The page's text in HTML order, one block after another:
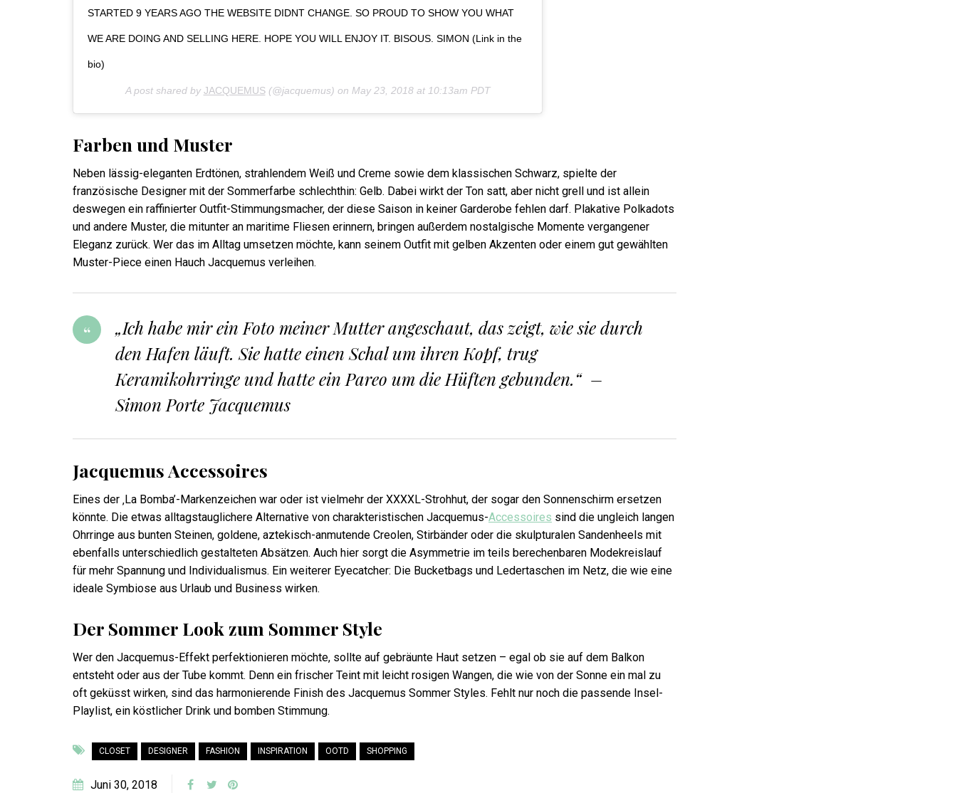
STARTED 9 YEARS AGO THE WEBSITE DIDNT CHANGE. SO PROUD TO SHOW YOU WHAT
WE ARE DOING AND SELLING HERE. HOPE YOU WILL ENJOY IT. BISOUS. SIMON (Link in the
bio)
A post shared by JACQUEMUS(@jacquemus) on May 23, 2018 at 10:13am PDT
Farben und Muster
Neben lässig-eleganten Erdtönen, strahlendem Weiß und Creme sowie dem klassischen Schwarz, spielte der
französische Designer mit der Sommerfarbe schlechthin: Gelb. Dabei wirkt der Ton satt, aber nicht grell und ist allein
deswegen ein raffinierter Outfit-Stimmungsmacher, der diese Saison in keiner Garderobe fehlen darf. Plakative Polkadots
und andere Muster, die mitunter an maritime Fliesen erinnern, bringen außerdem nostalgische Momente vergangener
Eleganz zurück. Wer das im Alltag umsetzen möchte, kann seinem Outfit mit gelben Akzenten oder einem gut gewählten
Muster-Piece einen Hauch Jacquemus verleihen.
„Ich habe mir ein Foto meiner Mutter angeschaut, das zeigt, wie sie durch
den Hafen läuft. Sie hatte einen Schal um ihren Kopf, trug
Keramikohrringe und hatte ein Pareo um die Hüften gebunden.“ –
Simon Porte Jacquemus
Jacquemus Accessoires
Eines der ‚La Bomba’-Markenzeichen war oder ist vielmehr der XXXXL-Strohhut, der sogar den Sonnenschirm ersetzen
könnte. Die etwas alltagstauglichere Alternative von charakteristischen Jacquemus-Accessoires sind die ungleich langen
Ohrringe aus bunten Steinen, goldene, aztekisch-anmutende Creolen, Stirbänder oder die skulpturalen Sandenheels mit
ebenfalls unterschiedlich gestalteten Absätzen. Auch hier sorgt die Asymmetrie im teils berechenbaren Modekreislauf
für mehr Spannung und Individualismus. Ein weiterer Eyecatcher: Die Bucketbags und Ledertaschen im Netz, die wie eine
ideale Symbiose aus Urlaub und Business wirken.
Der Sommer Look zum Sommer Style
Wer den Jacquemus-Effekt perfektionieren möchte, sollte auf gebräunte Haut setzen – egal ob sie auf dem Balkon
entsteht oder aus der Tube kommt. Denn ein frischer Teint mit leicht rosigen Wangen, die wie von der Sonne ein mal zu
oft geküsst wirken, sind das harmonierende Finish des Jacquemus Sommer Styles. Fehlt nur noch die passende Insel-
Playlist, ein köstlicher Drink und bomben Stimmung.
CLOSET DESIGNER FASHION INSPIRATION OOTD SHOPPING
Juni 30, 2018